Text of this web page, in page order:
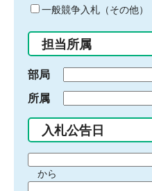
ド
入
力
一般競争入札（その他）
担当所属
部局
所属
入札公告日
間から